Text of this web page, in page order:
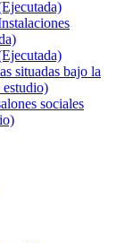
situadas bajo la
estudio)
sociales